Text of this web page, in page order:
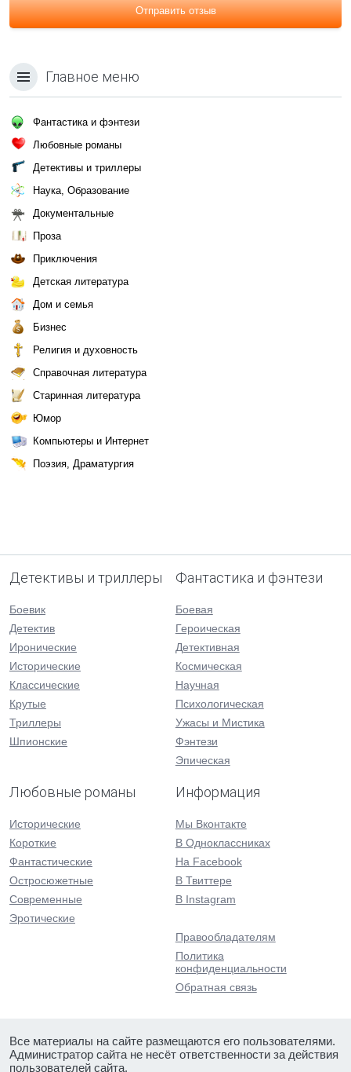
Отправить отзыв
Главное меню
Фантастика и фэнтези
Любовные романы
Детективы и триллеры
Наука, Образование
Документальные
Проза
Приключения
Детская литература
Дом и семья
Бизнес
Религия и духовность
Справочная литература
Старинная литература
Юмор
Компьютеры и Интернет
Поэзия, Драматургия
Детективы и триллеры
Боевик
Детектив
Иронические
Исторические
Классические
Крутые
Триллеры
Шпионские
Фантастика и фэнтези
Боевая
Героическая
Детективная
Космическая
Научная
Психологическая
Ужасы и Мистика
Фэнтези
Эпическая
Любовные романы
Исторические
Короткие
Фантастические
Остросюжетные
Современные
Эротические
Информация
Мы Вконтакте
В Одноклассниках
На Facebook
В Твиттере
В Instagram
Правообладателям
Политика
конфиденциальности
Обратная связь
Все материалы на сайте размещаются его пользователями.
Администратор сайта не несёт ответственности за действия
пользователей сайта.